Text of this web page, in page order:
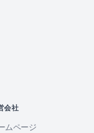
会社
ムページ